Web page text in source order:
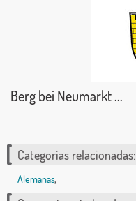
Berg bei Neumarkt ...
Categorías relacionadas:
Alemanas,